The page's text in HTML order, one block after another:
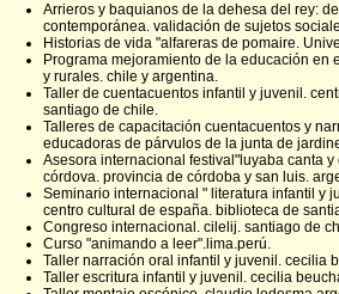
Arrieros y baquianos de la dehesa del rey:
contemporánea. validación de sujetos
Historias de vida "alfareras de pomaire.
Programa mejoramiento de la educación en
y rurales. chile y argentina.
Taller de cuentacuentos infantil y juvenil.
santiago de chile.
Talleres de capacitación cuentacuentos y
educadoras de párvulos de la junta de
Asesora internacional festival"luyaba canta y
córdova. provincia de córdoba y san luis.
Seminario internacional " literatura infantil y
centro cultural de españa. biblioteca de
Congreso internacional. cilelij. santiago de
Curso "animando a leer".lima.perú.
Taller narración oral infantil y juvenil. cecilia
Taller escritura infantil y juvenil. cecilia